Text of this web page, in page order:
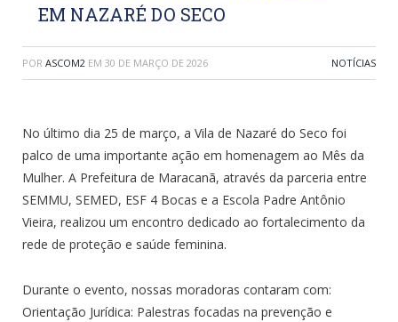
EM NAZARÉ DO SECO
POR ASCOM2 EM 30 DE MARÇO DE 2026 NOTÍCIAS
No último dia 25 de março, a Vila de Nazaré do Seco foi
palco de uma importante ação em homenagem ao Mês da
Mulher. A Prefeitura de Maracanã, através da parceria entre
SEMMU, SEMED, ESF 4 Bocas e a Escola Padre Antônio
Vieira, realizou um encontro dedicado ao fortalecimento da
rede de proteção e saúde feminina.
Durante o evento, nossas moradoras contaram com:
Orientação Jurídica: Palestras focadas na prevenção e